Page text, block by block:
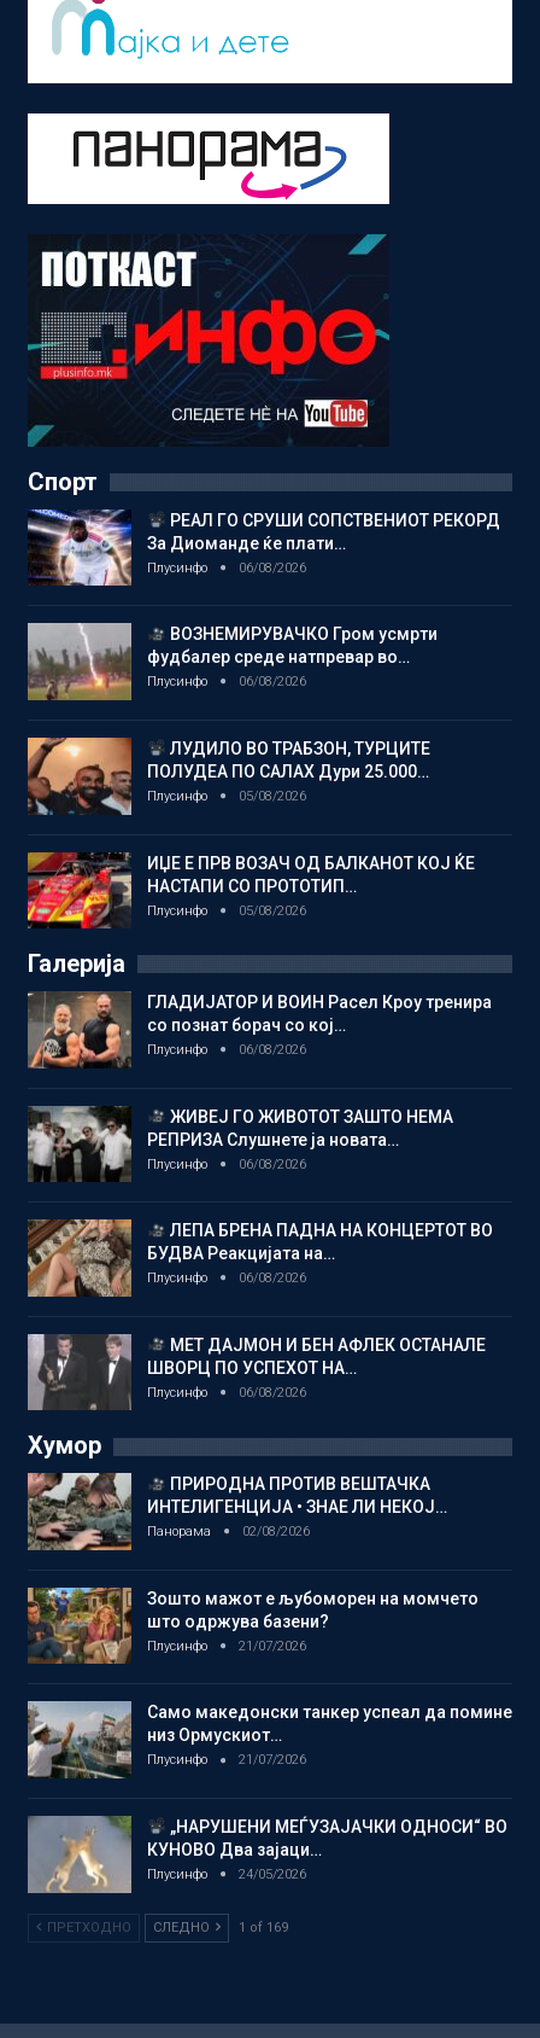
Спорт
РЕАЛ ГО СРУШИ СОПСТВЕНИОТ РЕКОРД
За Диоманде ќе плати…
Плусинфо 06/08/2026
ВОЗНЕМИРУВАЧКО Гром усмрти
фудбалер среде натпревар во…
Плусинфо 06/08/2026
ЛУДИЛО ВО ТРАБЗОН, ТУРЦИТЕ
ПОЛУДЕА ПО САЛАХ Дури 25.000…
Плусинфо 05/08/2026
ИЏЕ Е ПРВ ВОЗАЧ ОД БАЛКАНОТ КОЈ ЌЕ
НАСТАПИ СО ПРОТОТИП…
Плусинфо 05/08/2026
Галерија
ГЛАДИЈАТОР И ВОИН Расел Кроу тренира
со познат борач со кој…
Плусинфо 06/08/2026
ЖИВЕЈ ГО ЖИВОТОТ ЗАШТО НЕМА
РЕПРИЗА Слушнете ја новата…
Плусинфо 06/08/2026
ЛЕПА БРЕНА ПАДНА НА КОНЦЕРТОТ ВО
БУДВА Реакцијата на…
Плусинфо 06/08/2026
МЕТ ДАЈМОН И БЕН АФЛЕК ОСТАНАЛЕ
ШВОРЦ ПО УСПЕХОТ НА…
Плусинфо 06/08/2026
Хумор
ПРИРОДНА ПРОТИВ ВЕШТАЧКА
ИНТЕЛИГЕНЦИЈА • ЗНАЕ ЛИ НЕКОЈ…
Панорама 02/08/2026
Зошто мажот е љубоморен на момчето
што одржува базени?
Плусинфо 21/07/2026
Само македонски танкер успеал да помине
низ Ормускиот…
Плусинфо 21/07/2026
„НАРУШЕНИ МЕЃУЗАЈАЧКИ ОДНОСИ“ ВО
КУНОВО Два зајаци…
Плусинфо 24/05/2026
ПРЕТХОДНО СЛЕДНО 1 of 169